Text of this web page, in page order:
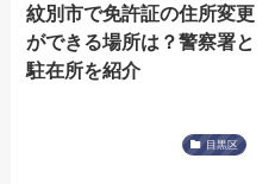
紋別市で免許証の住所変更
ができる場所は？警察署と
駐在所を紹介
目黒区